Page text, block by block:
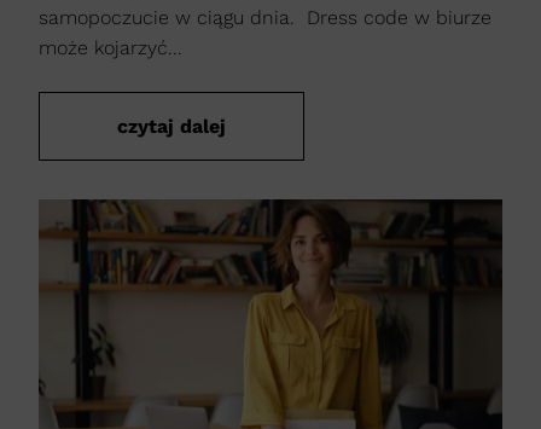
samopoczucie w ciągu dnia. Dress code w biurze
może kojarzyć...
czytaj dalej